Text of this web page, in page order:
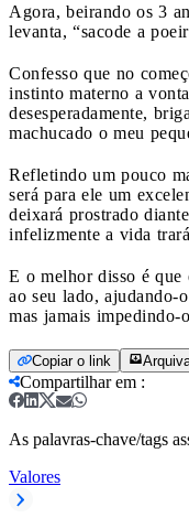
Agora, beirando os 3
levanta, “sacode a
Confesso que no
instinto materno a
desesperadamente,
machucado o meu
Refletindo um pouco
será para ele um
deixará prostrado
infelizmente a vida
E o melhor disso é que
ao seu lado, ajudando-
mas jamais impedindo-
Copiar o link
Compartilhar em :
As palavras-chave/tags
Valores